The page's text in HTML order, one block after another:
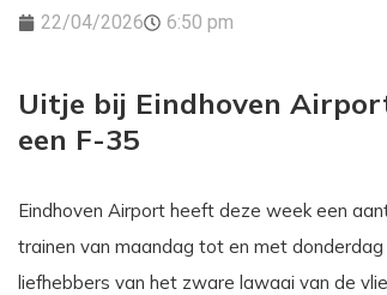
22/04/2026 6:50 pm
Uitje bij Eindhoven
een F-35
Eindhoven Airport heeft deze week een
trainen van maandag tot en met
liefhebbers van het zware lawaai van de